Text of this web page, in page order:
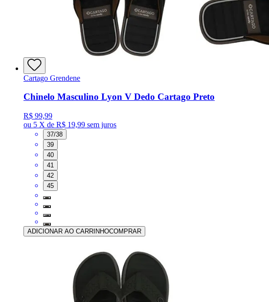
Cartago Grendene
Chinelo Masculino Lyon V Dedo Cartago Preto
R$ 99,99
ou 5 X de R$ 19,99 sem juros
37/38
39
40
41
42
45
ADICIONAR AO CARRINHOCOMPRAR